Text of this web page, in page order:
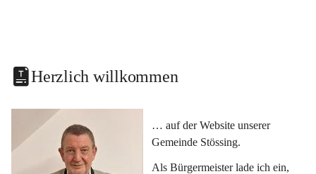
Herzlich willkommen
… auf der Website unserer
Gemeinde Stössing.
Als Bürgermeister lade ich ein,